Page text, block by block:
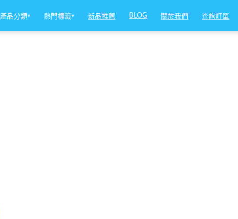
產品分類▾ 熱門標籤▾ 新品推薦 BLOG 關於我們 查詢訂單